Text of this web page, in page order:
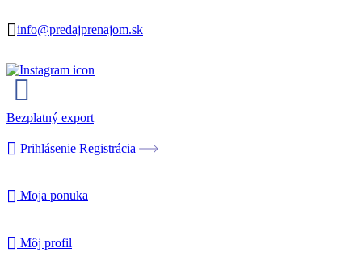
info@predajprenajom.sk
Bezplatný export
Prihlásenie Registrácia
Moja ponuka
Môj profil